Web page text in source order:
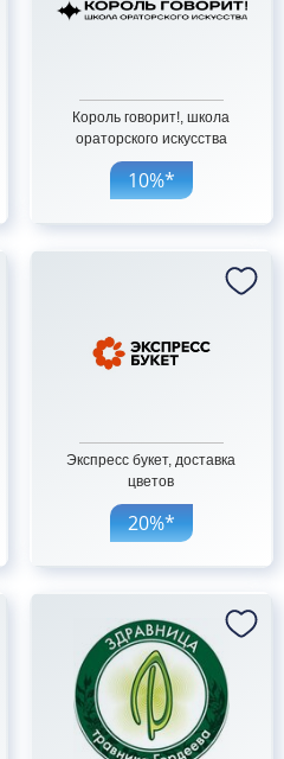
Король говорит!, школа
ораторского искусства
10%*
Экспресс букет, доставка
цветов
20%*